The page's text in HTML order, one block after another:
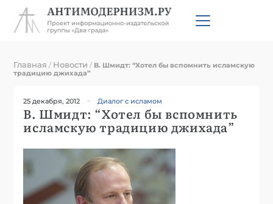
Главная / Новости / В. Шмидт: “Хотел бы вспомнить исламскую
традицию джихада”
25 декабря, 2012 Диалог с исламом
В. Шмидт: “Хотел бы вспомнить
исламскую традицию джихада”